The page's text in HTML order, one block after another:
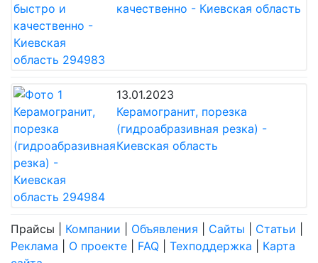
качественно - Киевская область
13.01.2023
Керамогранит, порезка
(гидроабразивная резка) -
Киевская область
Прайсы Компании Объявления Сайты Статьи
Реклама
О проекте FAQ Техподдержка
Карта